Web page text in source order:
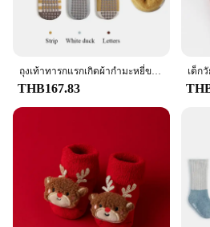
**Perfect for Every
Our Baby Terry Socks are not
are stylish too. Available in a
patterns, they add a touch of
baby's outfits. Whether it's for
a playdate, or a special
designed to complement any
safely. The sets come neatly
an ideal gift for any occasion.
Socks, you can be confident
are in good hands.
ถุงเท้าทารกแรกเกิดผ้ากำมะหยี่ขนแกะเทอร์รี่ลายการ์ตูนสำหรับเด็กชายถุงเท้า0-5Y กันลื่นพื้นกันลื่นฤดูหนาว3คู่
THB167.83